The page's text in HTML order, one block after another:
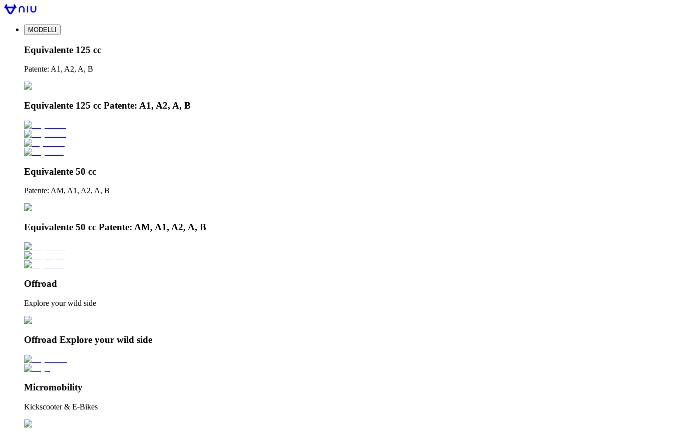
MODELLI
Equivalente 125 cc
Patente: A1, A2, A, B
Equivalente 125 cc Patente: A1, A2, A, B
Equivalente 50 cc
Patente: AM, A1, A2, A, B
Equivalente 50 cc Patente: AM, A1, A2, A, B
Offroad
Explore your wild side
Offroad Explore your wild side
Micromobility
Kickscooter & E-Bikes